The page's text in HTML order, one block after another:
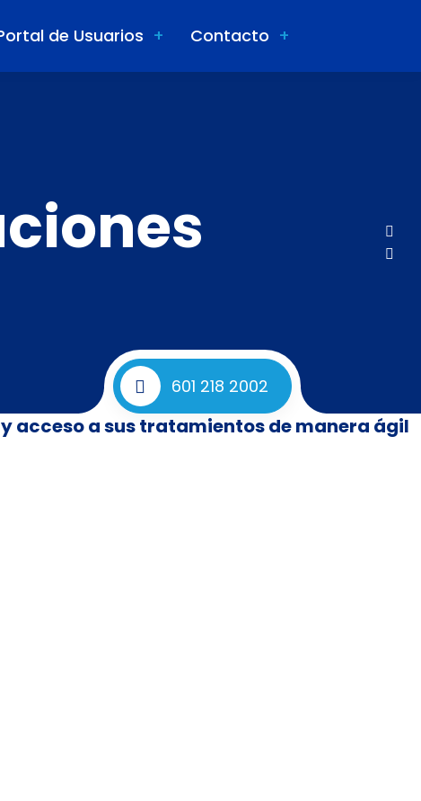
de Usuarios Contacto
601 218 2002
acceso a sus tratamientos de manera ágil